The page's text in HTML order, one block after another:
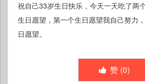
祝自己33岁生日快乐，今天一天吃了两
生日愿望，第一个生日愿望我自己努力
日愿望。
赞 (0)